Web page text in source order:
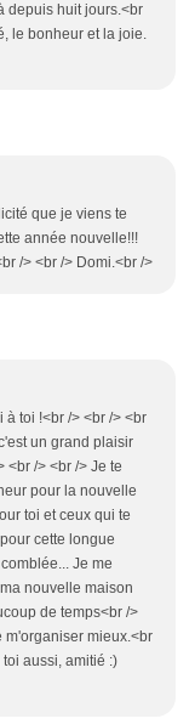
depuis huit jours.<br
bonheur et la joie.
que je viens te
année nouvelle!!!
/> <br /> Domi.<br />
toi !<br /> <br /> <br
un grand plaisir
<br /> <br /> Je te
pour la nouvelle
toi et ceux qui te
cette longue
Je me
nouvelle maison
de temps<br />
m'organiser mieux.<br
aussi, amitié :)